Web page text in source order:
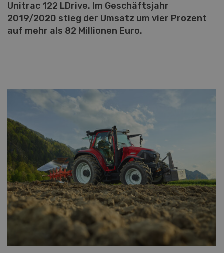
Unitrac 122 LDrive. Im Geschäftsjahr
2019/2020 stieg der Umsatz um vier Prozent
auf mehr als 82 Millionen Euro.